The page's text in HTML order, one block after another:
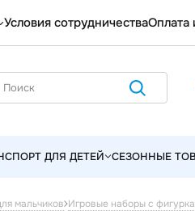
Условия сотрудничестваОплата
ДЛЯ ДЕТЕЙ СЕЗОННЫЕ
мальчиков Игровые наборы с